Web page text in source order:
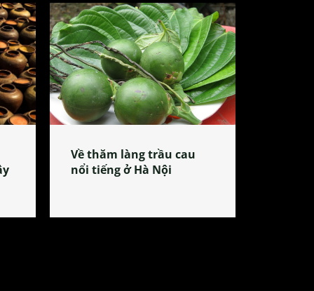
Về thăm làng trầu cau
nổi tiếng ở Hà Nội